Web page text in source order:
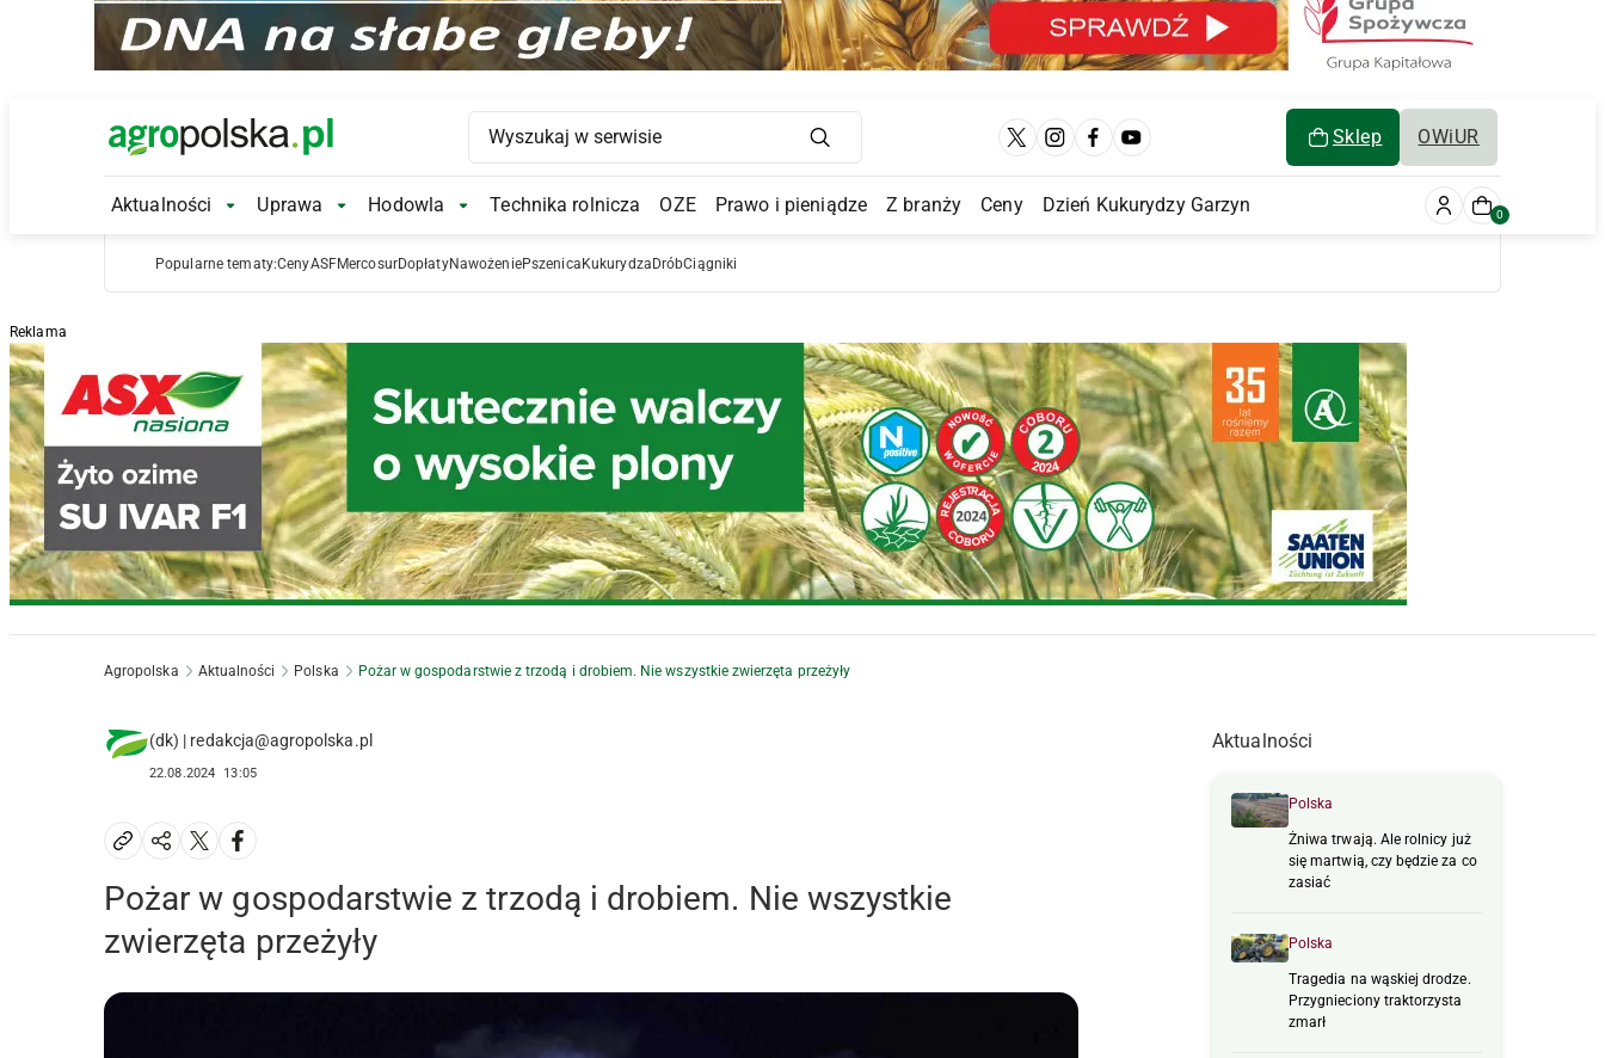
Main Logo Sklep OWiUR
Main Navigation
Aktualności Aktualności Submenu
Uprawa Uprawa Submenu
Hodowla Hodowla Submenu
Technika rolnicza OZE Prawo i pieniądze Z branży Ceny Dzień Kukurydzy Garzyn 0
Popularne tematy:CenyASFMercosurDopłatyNawożeniePszenica Kukurydza DróbCiągniki
Reklama
Agropolska Aktualności Polska Pożar w gospodarstwie z trzodą i drobiem. Nie wszystkie zwierzęta przeżyły
(dk) | redakcja@agropolska.pl
22.08.2024 13:05
Pożar w gospodarstwie z trzodą i drobiem. Nie wszystkie
zwierzęta przeżyły
Aktualności
Polska
Żniwa trwają. Ale rolnicy już
się martwią, czy będzie za co
zasiać
Polska
Tragedia na wąskiej drodze.
Przygnieciony traktorzysta
zmarł